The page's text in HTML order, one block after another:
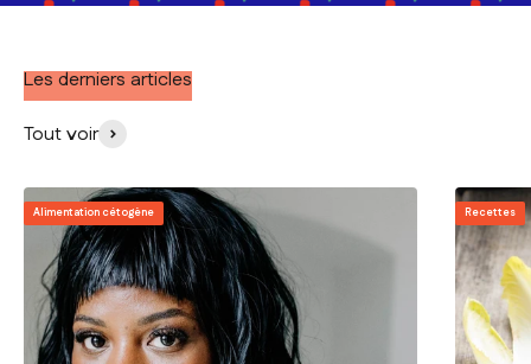
Les derniers articles
Tout voir
Alimentation cétogène Recettes